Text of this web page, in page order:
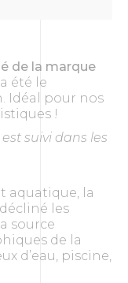
de la marque
a été le
Idéal pour nos
!
suivi dans les
aquatique, la
les
source
de la
d’eau, piscine,